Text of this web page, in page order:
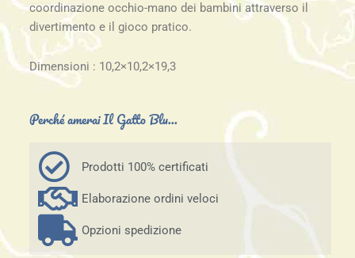
coordinazione occhio-mano dei bambini attraverso il
divertimento e il gioco pratico.
Dimensioni : 10,2×10,2×19,3
Perché amerai Il Gatto Blu...
Prodotti 100% certificati
Elaborazione ordini veloci
Opzioni spedizione